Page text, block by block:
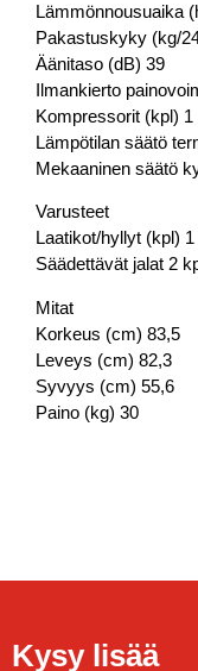
Lämmönnousuaika
Pakastuskyky (kg/
Äänitaso (dB) 39
Ilmankierto
Kompressorit (kpl) 1
Lämpötilan säätö
Mekaaninen säätö
Varusteet
Laatikot/hyllyt (kpl)
Säädettävät jalat 2
Mitat
Korkeus (cm) 83,5
Leveys (cm) 82,3
Syvyys (cm) 55,6
Paino (kg) 30
Kysy lisää